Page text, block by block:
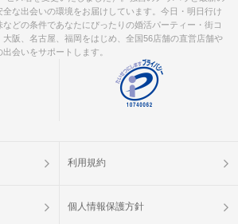
全な出会いの環境をお届けしています。今日・明日行け
どの条件であなたにぴったりの婚活パーティー・街コ
大阪、名古屋、福岡をはじめ、全国56店舗の直営店舗や
会いをサポートします。
利用規約
個人情報保護方針